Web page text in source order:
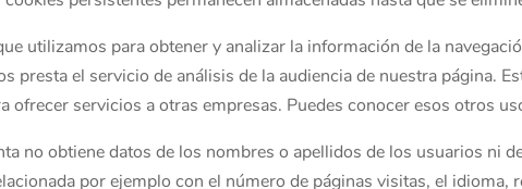
utilizamos para obtener y analizar la información de la
presta el servicio de análisis de la audiencia de nuestra página.
ofrecer servicios a otras empresas. Puedes conocer esos otros
no obtiene datos de los nombres o apellidos de los usuarios ni
por ejemplo con el número de páginas visitas, el